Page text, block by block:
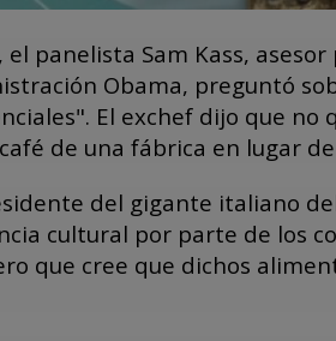
el panelista Sam Kass,
Obama, preguntó
El exchef dijo que no
de una fábrica en lugar
del gigante italiano
cultural por parte de los
que cree que dichos